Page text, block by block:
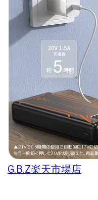
G.B.Z楽天市場店